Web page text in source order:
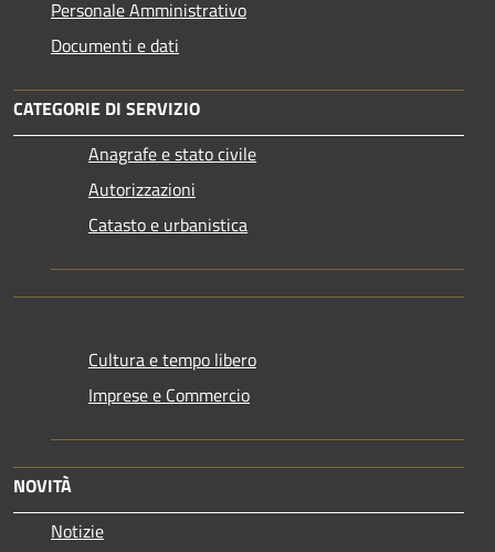
Personale Amministrativo
Documenti e dati
CATEGORIE DI SERVIZIO
Anagrafe e stato civile
Autorizzazioni
Catasto e urbanistica
Cultura e tempo libero
Imprese e Commercio
NOVITÀ
Notizie